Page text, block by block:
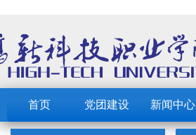
首页 党团建设 新闻中心